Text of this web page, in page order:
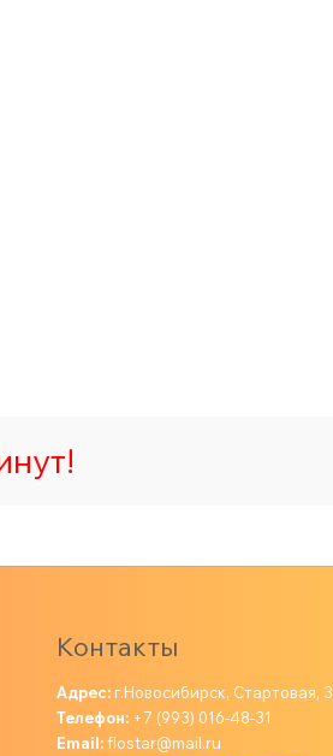
Контакты
Адрес: г.Новосибирск, Стартовая, 3
Телефон: +7 (993) 016-48-31
Email:flostar@mail.ru